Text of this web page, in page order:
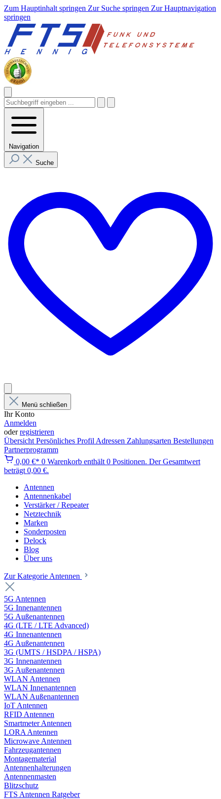
Zum Hauptinhalt springen Zur Suche springen Zur Hauptnavigation
springen
Navigation
Suche
Menü schließen
Ihr Konto
Anmelden
oderregistrieren
Übersicht Persönliches Profil Adressen Zahlungsarten Bestellungen
Partnerprogramm
0,00 €* 0 Warenkorb enthält 0 Positionen. Der Gesamtwert
beträgt 0,00 €.
Antennen
Antennenkabel
Verstärker / Repeater
Netztechnik
Marken
Sonderposten
Delock
Blog
Über uns
Zur Kategorie Antennen
5G Antennen
5G Innenantennen
5G Außenantennen
4G (LTE / LTE Advanced)
4G Innenantennen
4G Außenantennen
3G (UMTS / HSDPA / HSPA)
3G Innenantennen
3G Außenantennen
WLAN Antennen
WLAN Innenantennen
WLAN Außenantennen
IoT Antennen
RFID Antennen
Smartmeter Antennen
LORA Antennen
Microwave Antennen
Fahrzeugantennen
Montagematerial
Antennenhalterungen
Antennenmasten
Blitzschutz
FTS Antennen Ratgeber